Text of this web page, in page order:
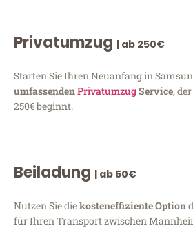
Privatumzug | ab 250€
Starten Sie Ihren Neuanfang in
umfassendenPrivatumzugService,
250€ beginnt.
Beiladung | ab 50€
Nutzen Sie diekosteneffiziente Option
für Ihren Transport zwischen